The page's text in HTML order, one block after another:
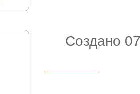
Создано